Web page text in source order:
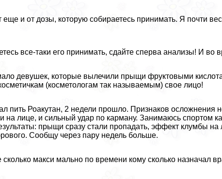
еще и от дозы, которую собираетесь принимать. Я почти
все-таки его принимать, сдайте сперва анализы! И во
дeвyшек, которые вылечили прыщи фруктовыми
(косметологам так называемым) свое лицо!
пить Роакутан, 2 недели прошло. Признаков осложнения
и на лице, и сильный удар по карману. Занимаюсь спортом
прыщи сразу стали пропадать, эффект клумбы на
Сообщу через пару недель больше.
сколько макси мально по времени кому сколько назначал